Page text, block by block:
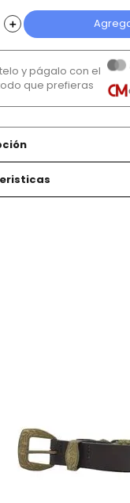
＋
y págalo con el
que prefieras